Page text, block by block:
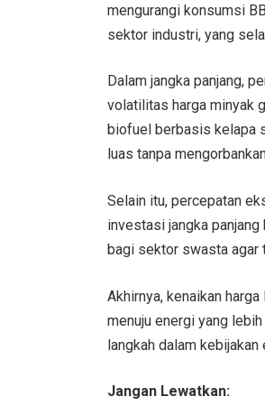
mengurangi konsumsi
sektor industri, yang
Dalam jangka panjang,
volatilitas harga minyak
biofuel berbasis kelapa
luas tanpa
Selain itu, percepatan
investasi jangka
bagi sektor swasta agar
Akhirnya, kenaikan
menuju energi yang
langkah dalam
Jangan Lewatkan: